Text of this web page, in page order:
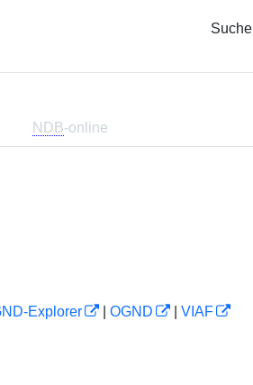
Suche
NDB-online
Explorer OGND
VIAF